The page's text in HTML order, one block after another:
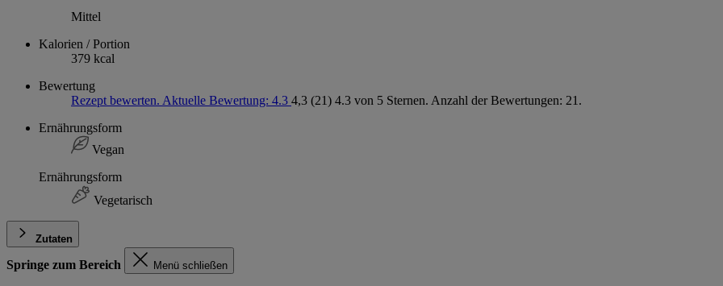
Mittel
Kalorien / Portion
379 kcal
Bewertung
Rezept bewerten. Aktuelle Bewertung: 4.3 4,3 (21) 4.3 von 5 Sternen. Anzahl der Bewertungen: 21.
Ernährungsform
Vegan
Ernährungsform
Vegetarisch
Zutaten
Springe zum Bereich Menü schließen